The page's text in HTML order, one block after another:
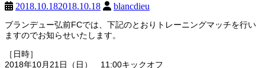
2018.10.182018.10.18 blancdieu
ブランデュー弘前FCでは、下記のとおりトレーニングマッチを行い
ますのでお知らせいたします。
［日時］
2018年10月21日（日） 11:00キックオフ